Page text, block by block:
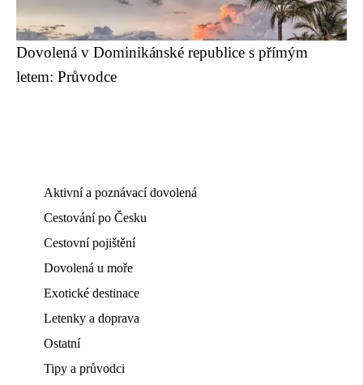
Dovolená v Dominikánské republice s přímým
letem: Průvodce
Aktivní a poznávací dovolená
Cestování po Česku
Cestovní pojištění
Dovolená u moře
Exotické destinace
Letenky a doprava
Ostatní
Tipy a průvodci